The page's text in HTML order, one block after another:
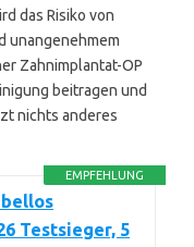
das Risiko von
unangenehmem
Zahnimplantat-OP
beitragen und
nichts anderes
EMPFEHLUNG
Testsieger, 5